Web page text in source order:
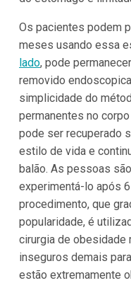
Os pacientes podem
meses usando essa
lado, pode
removido
simplicidade do
permanentes no
pode ser recuperado
estilo de vida e
balão. As pessoas
experimentá-lo após
procedimento, que
popularidade, é
cirurgia de obesidade
inseguros demais
estão extremamente